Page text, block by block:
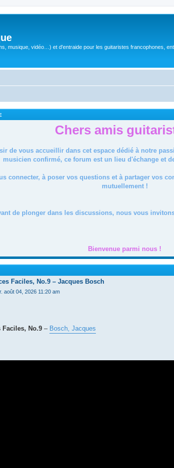
musique, vidéo…) et d'entraide pour les guitaristes francophones,
Chers amis
de vous accueillir dans cet espace dédié à notre
musicien confirmé, ce forum est un lieu d'échange et
connecter, à poser vos questions et à partager vos
mutuellement !
de plonger dans les discussions, nous vous
Bienvenue parmi nous !
Faciles, No.9 – Jacques Bosch
août 04, 2026 11:20 am
Faciles, No.9 – Bosch, Jacques